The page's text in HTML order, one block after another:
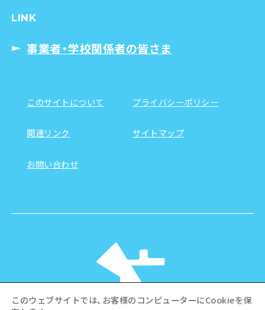
LINK
事業者・学校関係者の皆さま
このサイトについて プライバシーポリシー
関連リンク サイトマップ
お問い合わせ
このウェブサイトでは、お客様のコンピューターにCookieを保